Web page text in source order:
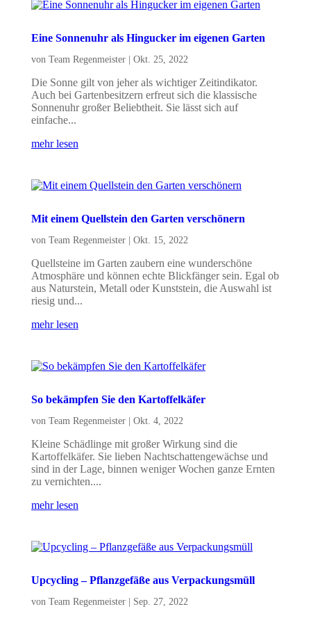
Eine Sonnenuhr als Hingucker im eigenen Garten
von Team Regenmeister| Okt. 25, 2022
Die Sonne gilt von jeher als wichtiger Zeitindikator.
Auch bei Gartenbesitzern erfreut sich die klassische
Sonnenuhr großer Beliebtheit. Sie lässt sich auf
einfache...
mehr lesen
Mit einem Quellstein den Garten verschönern
von Team Regenmeister| Okt. 15, 2022
Quellsteine im Garten zaubern eine wunderschöne
Atmosphäre und können echte Blickfänger sein. Egal ob
aus Naturstein, Metall oder Kunststein, die Auswahl ist
riesig und...
mehr lesen
So bekämpfen Sie den Kartoffelkäfer
von Team Regenmeister| Okt. 4, 2022
Kleine Schädlinge mit großer Wirkung sind die
Kartoffelkäfer. Sie lieben Nachtschattengewächse und
sind in der Lage, binnen weniger Wochen ganze Ernten
zu vernichten....
mehr lesen
Upcycling – Pflanzgefäße aus Verpackungsmüll
von Team Regenmeister| Sep. 27, 2022